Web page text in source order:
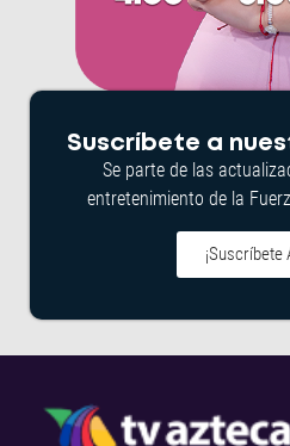
Suscríbete a
Se parte de las
entretenimiento de la
¡Suscríbete